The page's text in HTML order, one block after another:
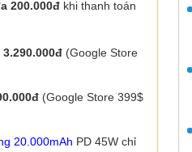
200.000đ khi thanh toán
3.290.000đ (Google Store
(Google Store 399$
20.000mAh PD 45W chỉ